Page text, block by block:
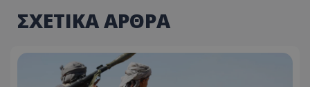
ΣΧΕΤΙΚΑ ΑΡΘΡΑ